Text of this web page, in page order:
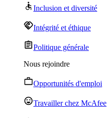
Inclusion et diversité
Intégrité et éthique
Politique générale
Nous rejoindre
Opportunités d'emploi
Travailler chez McAfee